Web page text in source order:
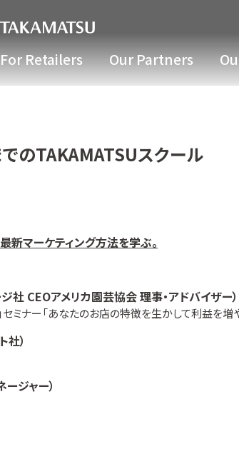
For Retailers Our Partners
のTAKAMATSUスクール
新マーケティング方法を学ぶ。
社 CEOアメリカ園芸協会 理事・アドバイザー）
ミナー「あなたのお店の特徴を生かして利益を増
）
ジャー）